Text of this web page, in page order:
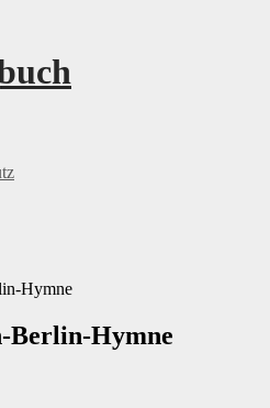
Hymne
Berlin-Hymne